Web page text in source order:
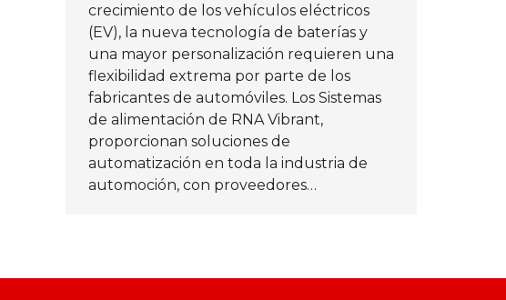
crecimiento de los vehículos eléctricos
(EV), la nueva tecnología de baterías y
una mayor personalización requieren una
flexibilidad extrema por parte de los
fabricantes de automóviles. Los Sistemas
de alimentación de RNA Vibrant,
proporcionan soluciones de
automatización en toda la industria de
automoción, con proveedores…